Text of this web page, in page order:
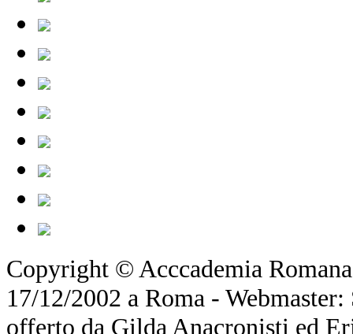
Copyright © Acccademia
17/12/2002 a Roma -
offerto da Gilda Anacronisti ed